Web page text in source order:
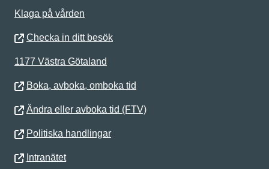
Klaga på vården
Checka in ditt besök
1177 Västra Götaland
Boka, avboka, omboka tid
Ändra eller avboka tid (FTV)
Politiska handlingar
Intranätet